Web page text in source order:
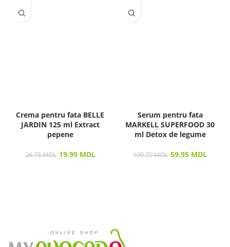
Crema pentru fata BELLE
JARDIN 125 ml Extract
pepene
26.75MDL 19.99 MDL
Serum pentru fata
MARKELL SUPERFOOD 30
ml Detox de legume
109.70MDL 59.95 MDL